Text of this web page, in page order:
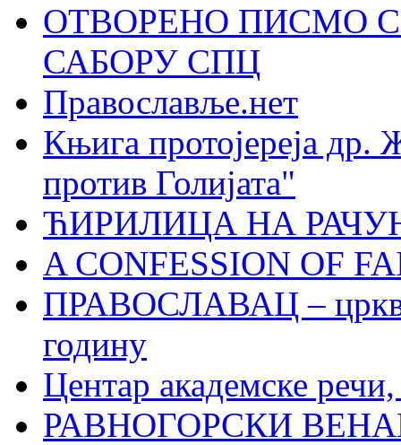
ОТВОРЕНО ПИСМО
САБОРУ СПЦ
Православље.нет
Књига протојереја др.
против Голијата"
ЋИРИЛИЦА НА
A CONFESSION OF
ПРАВОСЛАВАЦ –
годину
Центар академске
РАВНОГОРСКИ